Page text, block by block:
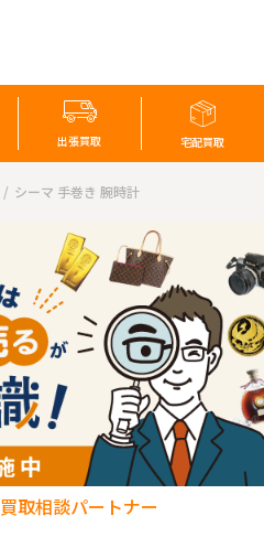
出張買取 宅配買取
シーマ 手巻き 腕時計
買取相談パートナー